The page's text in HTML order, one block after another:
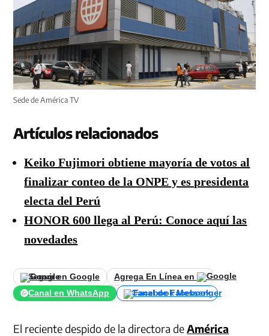
Sede de América TV
Artículos relacionados
Keiko Fujimori obtiene mayoría de votos al
finalizar conteo de la ONPE y es presidenta
electa del Perú
HONOR 600 llega al Perú: Conoce aquí las
novedades
Seguir en Google
Agrega En Línea en
Canal en WhatsApp
Canal de Facebook
El reciente despido de la directora deAmérica